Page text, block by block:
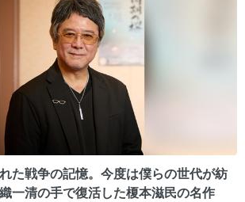
た戦争の記憶。今度は僕らの世代が紡
一清の手で復活した榎本滋民の名作